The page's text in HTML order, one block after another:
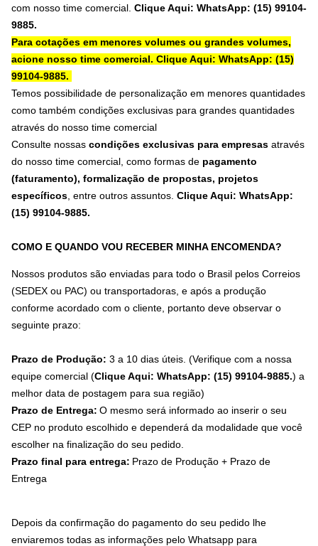
com nosso time comercial. Clique Aqui: WhatsApp: (15) 99104-
9885.
Para cotações em menores volumes ou grandes volumes,
acione nosso time comercial. Clique Aqui: WhatsApp: (15)
99104-9885.
Temos possibilidade de personalização em menores quantidades
como também condições exclusivas para grandes quantidades
através do nosso time comercial
Consulte nossas condições exclusivas para empresas através
do nosso time comercial, como formas de pagamento
(faturamento), formalização de propostas, projetos
específicos , entre outros assuntos. Clique Aqui: WhatsApp:
(15) 99104-9885.
COMO E QUANDO VOU RECEBER MINHA ENCOMENDA?
Nossos produtos são enviadas para todo o Brasil pelos Correios
(SEDEX ou PAC) ou transportadoras, e após a produção
conforme acordado com o cliente, portanto deve observar o
seguinte prazo:
Prazo de Produção: 3 a 10 dias úteis. (Verifique com a nossa
equipe comercial (Clique Aqui: WhatsApp: (15) 99104-9885.) a
melhor data de postagem para sua região)
Prazo de Entrega: O mesmo será informado ao inserir o seu
CEP no produto escolhido e dependerá da modalidade que você
escolher na finalização do seu pedido.
Prazo final para entrega: Prazo de Produção + Prazo de
Entrega
Depois da confirmação do pagamento do seu pedido lhe
enviaremos todas as informações pelo Whatsapp para